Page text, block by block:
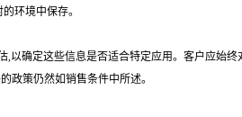
环境中保存。
确定这些信息是否适合特定应用。客户应始终
政策仍然如销售条件中所述。